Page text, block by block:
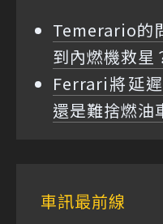
Temerario的
到內燃機救星
Ferrari將延
還是難捨燃油
車訊最前線